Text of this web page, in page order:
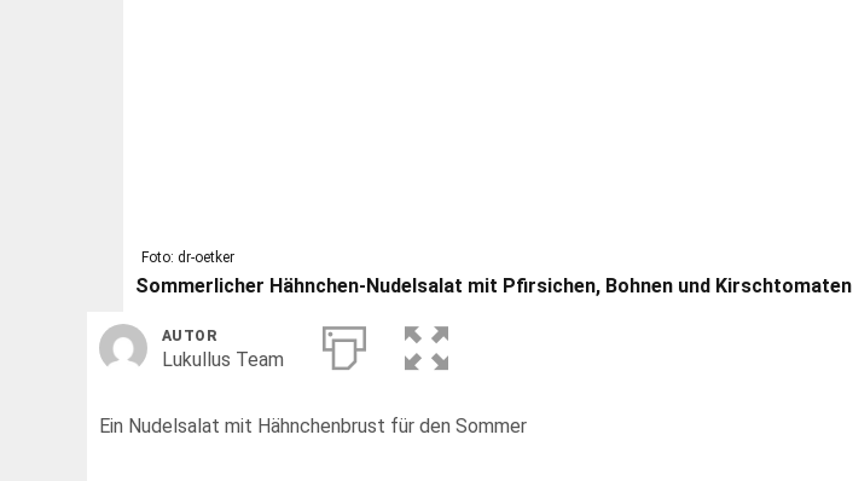
Foto: dr-oetker
Sommerlicher Hähnchen-Nudelsalat mit Pfirsichen, Bohnen und Kirschtomaten
AUTOR
Lukullus Team
Ein Nudelsalat mit Hähnchenbrust für den Sommer